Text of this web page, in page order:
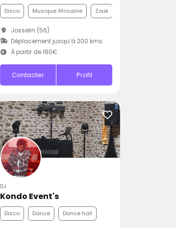
Disco Musique Africaine Zouk
Josselin (56)
Déplacement jusqu’à 200 kms
À partir de 180€
Contacter Profil
DJ
Kondo Event's
Disco Dance Dance hall